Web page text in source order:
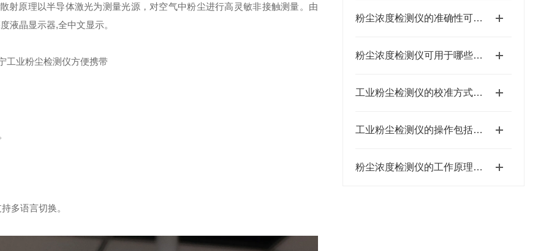
粉尘浓度检测仪的准确性可能受到多种因素的影响
粉尘浓度检测仪可用于哪些行业？
工业粉尘检测仪的校准方式主要有两种
工业粉尘检测仪的操作包括哪些步骤？
粉尘浓度检测仪的工作原理通常基于以下技术
射原理以半导体激光为测量光源，对空气中粉尘进行高灵敏非接触测量。由
液晶显示器,全中文显示。
多语言切换‌。